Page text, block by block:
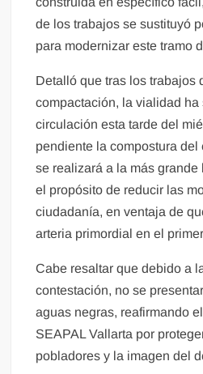
de los trabajos se sustituyó
para modernizar este tramo
Detalló que tras los trabajos
compactación, la vialidad
circulación esta tarde del
pendiente la compostura del
se realizará a la más
el propósito de reducir las
ciudadanía, en ventaja de
arteria primordial en el
Cabe resaltar que debido a
contestación, no se
aguas negras, reafirmando
SEAPAL Vallarta por
pobladores y la imagen del